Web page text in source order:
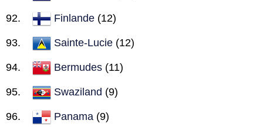
Finlande (12)
Sainte-Lucie (12)
Bermudes (11)
Swaziland (9)
Panama (9)